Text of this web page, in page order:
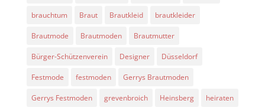
brauchtum Braut Brautkleid brautkleider
Brautmode Brautmoden Brautmutter
Bürger-Schützenverein Designer Düsseldorf
Festmode festmoden Gerrys Brautmoden
Gerrys Festmoden grevenbroich Heinsberg heiraten